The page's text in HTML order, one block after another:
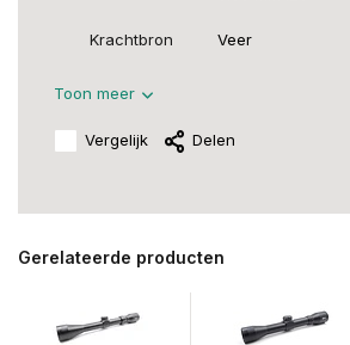
Krachtbron Veer
Toon meer
Vergelijk Delen
Gerelateerde producten